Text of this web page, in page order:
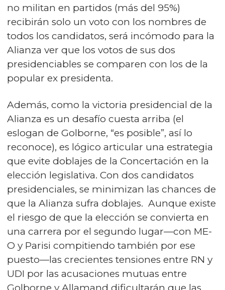
no militan en partidos (más del 95%)
recibirán solo un voto con los nombres de
todos los candidatos, será incómodo para la
Alianza ver que los votos de sus dos
presidenciables se comparen con los de la
popular ex presidenta.
Además, como la victoria presidencial de la
Alianza es un desafío cuesta arriba (el
eslogan de Golborne, “es posible”, así lo
reconoce), es lógico articular una estrategia
que evite doblajes de la Concertación en la
elección legislativa. Con dos candidatos
presidenciales, se minimizan las chances de
que la Alianza sufra doblajes. Aunque existe
el riesgo de que la elección se convierta en
una carrera por el segundo lugar—con ME-
O y Parisi compitiendo también por ese
puesto—las crecientes tensiones entre RN y
UDI por las acusaciones mutuas entre